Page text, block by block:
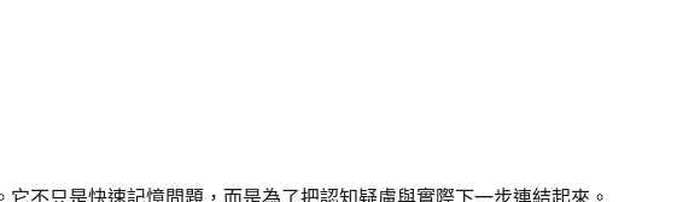
不只是快速記憶問題，而是為了把認知疑慮與實際下一步連結起來。